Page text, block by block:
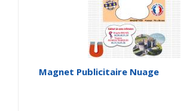
Magnet Publicitaire Nuage